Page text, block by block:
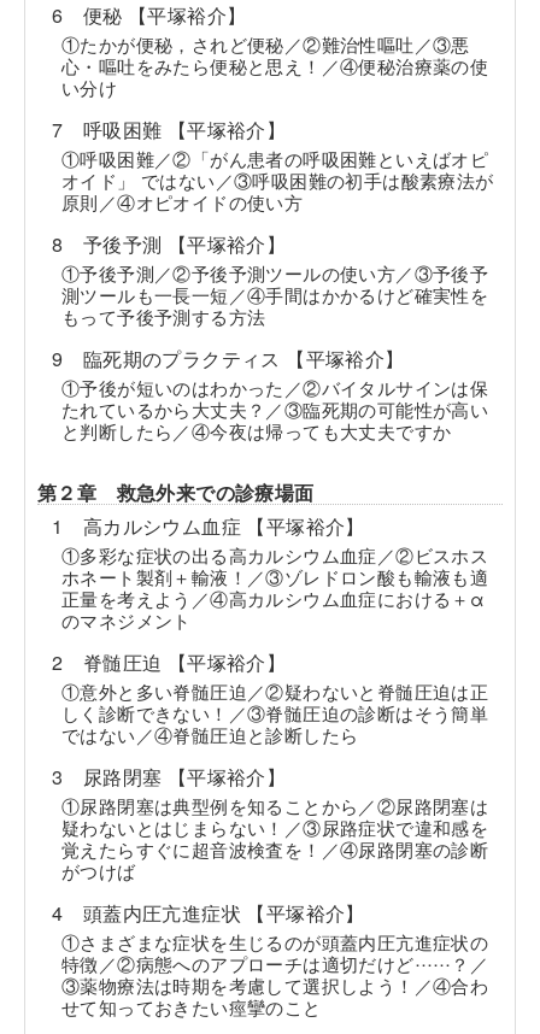
6 便秘 【平塚裕介】
①たかが便秘，されど便秘／②難治性嘔吐／③悪
心・嘔吐をみたら便秘と思え！／④便秘治療薬の使
い分け
7 呼吸困難 【平塚裕介】
①呼吸困難／②「がん患者の呼吸困難といえばオピ
オイド」 ではない／③呼吸困難の初手は酸素療法が
原則／④オピオイドの使い方
8 予後予測 【平塚裕介】
①予後予測／②予後予測ツールの使い方／③予後予
測ツールも一長一短／④手間はかかるけど確実性を
もって予後予測する方法
9 臨死期のプラクティス 【平塚裕介】
①予後が短いのはわかった／②バイタルサインは保
たれているから大丈夫？／③臨死期の可能性が高い
と判断したら／④今夜は帰っても大丈夫ですか
第２章 救急外来での診療場面
1 高カルシウム血症 【平塚裕介】
①多彩な症状の出る高カルシウム血症／②ビスホス
ホネート製剤＋輸液！／③ゾレドロン酸も輸液も適
正量を考えよう／④高カルシウム血症における＋α
のマネジメント
2 脊髄圧迫 【平塚裕介】
①意外と多い脊髄圧迫／②疑わないと脊髄圧迫は正
しく診断できない！／③脊髄圧迫の診断はそう簡単
ではない／④脊髄圧迫と診断したら
3 尿路閉塞 【平塚裕介】
①尿路閉塞は典型例を知ることから／②尿路閉塞は
疑わないとはじまらない！／③尿路症状で違和感を
覚えたらすぐに超音波検査を！／④尿路閉塞の診断
がつけば
4 頭蓋内圧亢進症状 【平塚裕介】
①さまざまな症状を生じるのが頭蓋内圧亢進症状の
特徴／②病態へのアプローチは適切だけど……？／
③薬物療法は時期を考慮して選択しよう！／④合わ
せて知っておきたい痙攣のこと